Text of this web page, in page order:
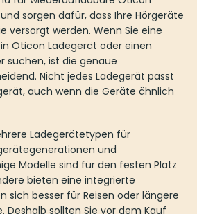
Oticon Smart Charger suchen, ist
entscheidend. Nicht jedes Ladegerät
auch wenn die Geräte ähnlich
Ladegerätetypen für unterschiedliche
Alltagssituationen. Einige Modelle
eignen sich besser für Reisen oder
Deshalb sollten Sie vor dem Kauf
Sie verwenden und ob
oder eine mobile Ladelösung